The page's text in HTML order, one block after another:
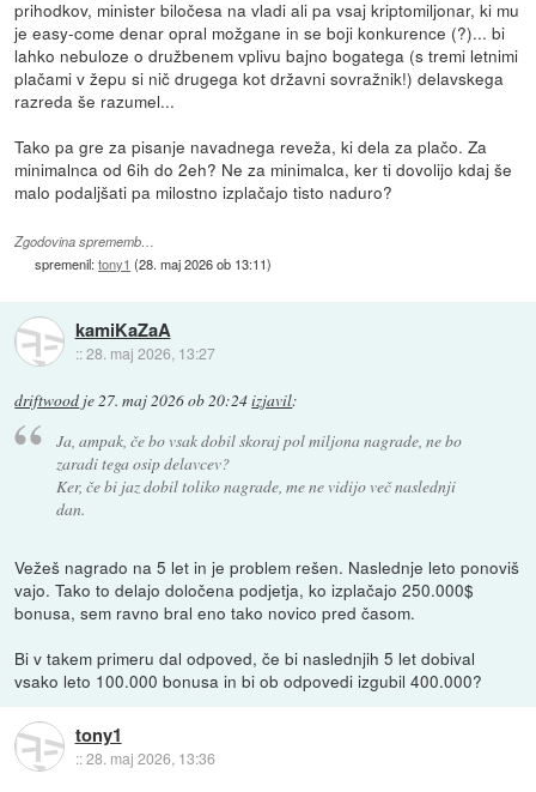
prihodkov, minister biločesa na vladi ali pa vsaj kriptomiljonar, ki mu
je easy-come denar opral možgane in se boji konkurence (?)... bi
lahko nebuloze o družbenem vplivu bajno bogatega (s tremi letnimi
plačami v žepu si nič drugega kot državni sovražnik!) delavskega
razreda še razumel...
Tako pa gre za pisanje navadnega reveža, ki dela za plačo. Za
minimalnca od 6ih do 2eh? Ne za minimalca, ker ti dovolijo kdaj še
malo podaljšati pa milostno izplačajo tisto naduro?
Zgodovina sprememb…
spremenil:tony1 (28. maj 2026 ob 13:11)
kamiKaZaA
::28. maj 2026, 13:27
driftwood je27. maj 2026 ob 20:24izjavil:
Ja, ampak, če bo vsak dobil skoraj pol miljona nagrade, ne bo
zaradi tega osip delavcev?
Ker, če bi jaz dobil toliko nagrade, me ne vidijo več naslednji
dan.
Vežeš nagrado na 5 let in je problem rešen. Naslednje leto ponoviš
vajo. Tako to delajo določena podjetja, ko izplačajo 250.000$
bonusa, sem ravno bral eno tako novico pred časom.
Bi v takem primeru dal odpoved, če bi naslednjih 5 let dobival
vsako leto 100.000 bonusa in bi ob odpovedi izgubil 400.000?
tony1
::28. maj 2026, 13:36